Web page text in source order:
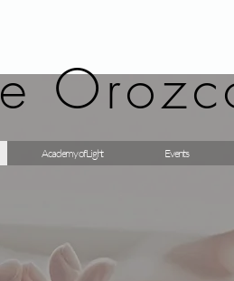
Academy of Light Events